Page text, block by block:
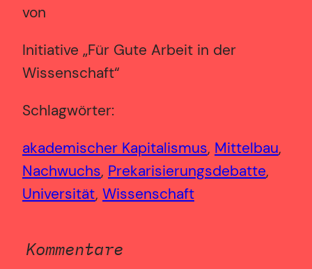
von
Initiative „Für Gute Arbeit in der
Wissenschaft“
Schlagwörter:
akademischer Kapitalismus, Mittelbau
Nachwuchs, Prekarisierungsdebatte
Universität, Wissenschaft
Kommentare